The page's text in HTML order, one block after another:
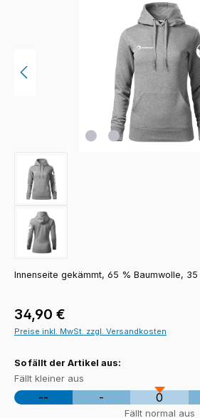
Innenseite gekämmt, 65 % Baumwolle,
Regulärer Preis:
34,90 €
Preise inkl. MwSt. zzgl. Versandkosten
So fällt der Artikel aus:
Fällt kleiner aus
-- - 0
Fällt normal aus